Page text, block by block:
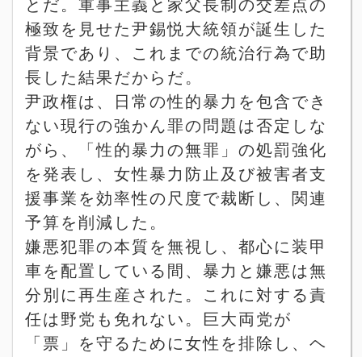
とだ。軍事主義と家父長制の交差点の
極致を見せた尹錫悦大統領が誕生した
背景であり、これまでの統治行為で助
長した結果だからだ。
尹政権は、日常の性的暴力を包含でき
ない現行の強かん罪の問題は否定しな
がら、「性的暴力の無罪」の処罰強化
を発表し、女性暴力防止及び被害者支
援事業を効率性の尺度で裁断し、関連
予算を削減した。
嫌悪犯罪の本質を無視し、都心に装甲
車を配置している間、暴力と嫌悪は無
分別に再生産された。これに対する責
任は野党も免れない。巨大両党が
「票」を守るために女性を排除し、ヘ